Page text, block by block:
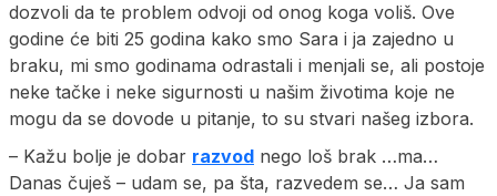
dozvoli da te problem odvoji od onog koga voliš. Ove
godine će biti 25 godina kako smo Sara i ja zajedno u
braku, mi smo godinama odrastali i menjali se, ali postoje
neke tačke i neke sigurnosti u našim životima koje ne
mogu da se dovode u pitanje, to su stvari našeg izbora.
– Kažu bolje je dobar razvod nego loš brak …ma…
Danas čuješ – udam se, pa šta, razvedem se… Ja sam